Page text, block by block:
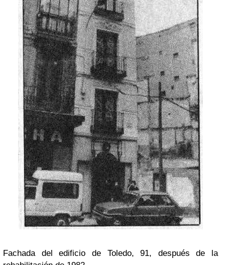
Fachada del edificio de Toledo, 91, después de la